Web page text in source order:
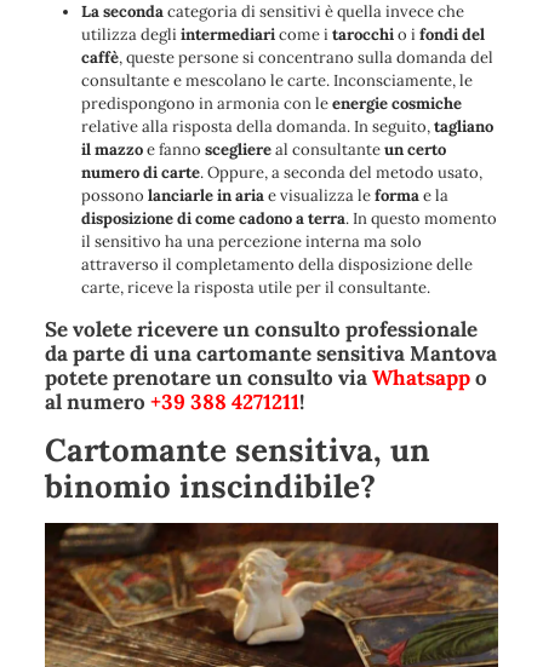
La secondacategoria di sensitivi è quella invece che
utilizza degliintermediaricome itarocchio ifondi del
caffè, queste persone si concentrano sulla domanda del
consultante e mescolano le carte. Inconsciamente, le
predispongono in armonia con leenergie cosmiche
relative alla risposta della domanda. In seguito,tagliano
il mazzoe fanno scegliereal consultanteun certo
numero di carte. Oppure, a seconda del metodo usato,
possono lanciarle in ariae visualizza leformae la
disposizione di come cadono a terra. In questo momento
il sensitivo ha una percezione interna ma solo
attraverso il completamento della disposizione delle
carte, riceve la risposta utile per il consultante.
Se volete ricevere un consulto professionale
da parte di una cartomante sensitiva Mantova
potete prenotare un consulto viaWhatsappo
al numero +39 388 4271211!
Cartomante sensitiva, un
binomio inscindibile?